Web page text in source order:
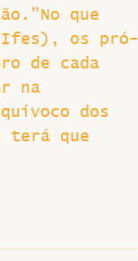
que
os pró-
de cada
na
dos
terá que